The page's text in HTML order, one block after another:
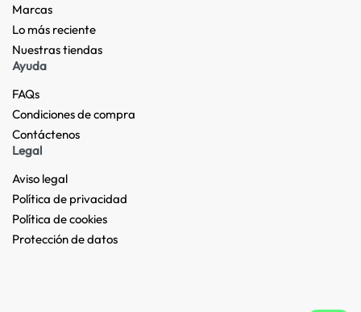
Marcas
Lo más reciente​
Nuestras tiendas​
Ayuda
FAQs
Condiciones de compra
Contáctenos
Legal
Aviso legal
Política de privacidad
Política de cookies
Protección de datos